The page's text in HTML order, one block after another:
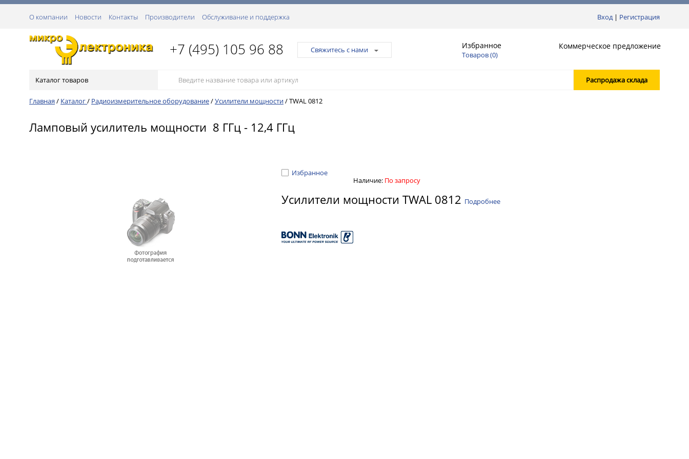
Вход| Регистрация
О компании Новости Контакты Производители Обслуживание и поддержка
+7 (495) 105 96 88 Свяжитесь с нами Избранное
Товаров (0)
Коммерческое предложение
Каталог товаров Распродажа склада
Главная / Каталог/ Радиоизмерительное оборудование/Усилители мощности/TWAL 0812
Ламповый усилитель мощности 8 ГГц - 12,4 ГГц
Избранное
Наличие: По запросу
Усилители мощности TWAL 0812 Подробнее